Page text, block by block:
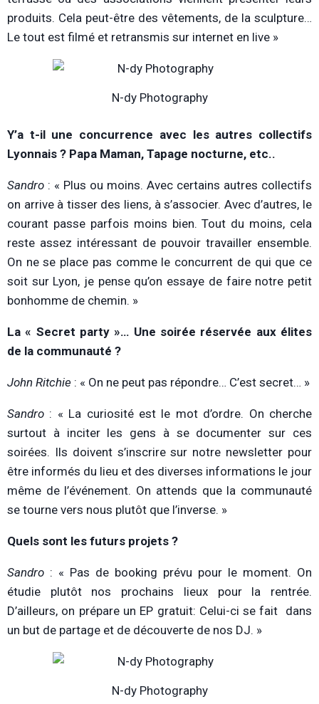
produits. Cela peut-être des vêtements, de la sculpture…
Le tout est filmé et retransmis sur internet en live »
N-dy Photography
Y’a t-il une concurrence avec les autres collectifs
Lyonnais ? Papa Maman, Tapage nocturne, etc..
Sandro : « Plus ou moins. Avec certains autres collectifs
on arrive à tisser des liens, à s’associer. Avec d’autres, le
courant passe parfois moins bien. Tout du moins, cela
reste assez intéressant de pouvoir travailler ensemble.
On ne se place pas comme le concurrent de qui que ce
soit sur Lyon, je pense qu’on essaye de faire notre petit
bonhomme de chemin. »
La « Secret party »… Une soirée réservée aux élites
de la communauté ?
John Ritchie : « On ne peut pas répondre… C’est secret… »
Sandro : « La curiosité est le mot d’ordre. On cherche
surtout à inciter les gens à se documenter sur ces
soirées. Ils doivent s’inscrire sur notre newsletter pour
être informés du lieu et des diverses informations le jour
même de l’événement. On attends que la communauté
se tourne vers nous plutôt que l’inverse. »
Quels sont les futurs projets ?
Sandro : « Pas de booking prévu pour le moment. On
étudie plutôt nos prochains lieux pour la rentrée.
D’ailleurs, on prépare un EP gratuit: Celui-ci se fait dans
un but de partage et de découverte de nos DJ. »
N-dy Photography